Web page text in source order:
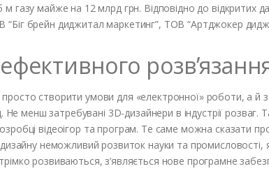
газу майже на 12 млрд грн. Відповідно до відкритих
“Біг брейн диджитал маркетинг”, ТОВ “Артджокер
створити умови для «електронної» роботи, а й
Не менш затребувані 3D-дизайнери в індустрії
відеоігор та програм. Те саме можна сказати
дизайну неможливий розвиток науки та
розвиваються, з’являється нове програмне